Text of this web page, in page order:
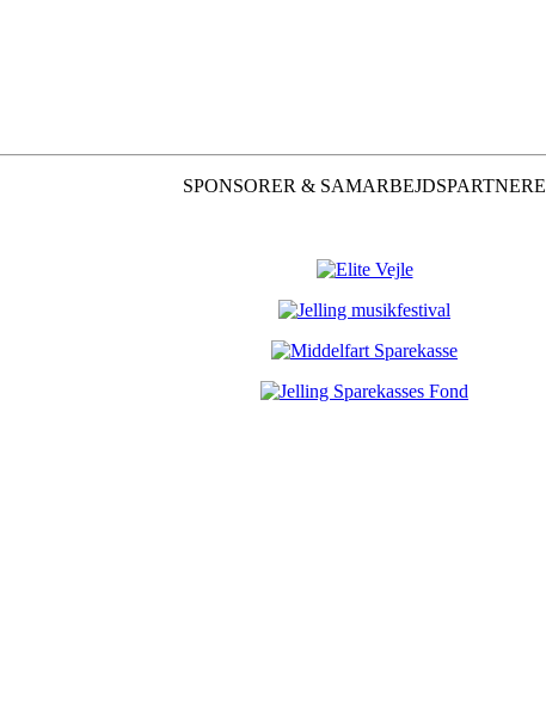
SPONSORER & SAMARBEJDSPARTNERE